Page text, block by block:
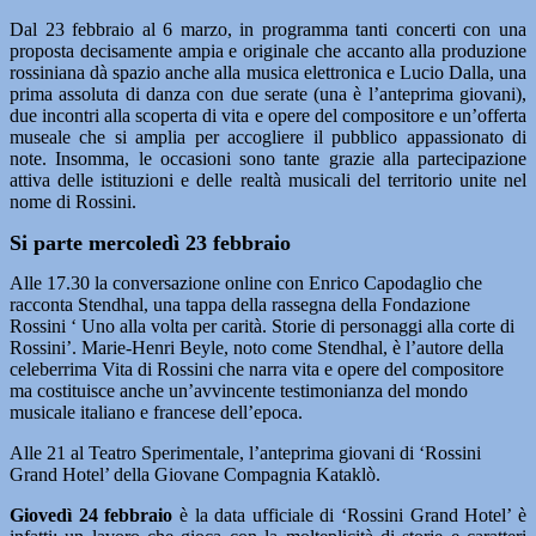
Dal 23 febbraio al 6 marzo, in programma tanti concerti con una
proposta decisamente ampia e originale che accanto alla produzione
rossiniana dà spazio anche alla musica elettronica e Lucio Dalla, una
prima assoluta di danza con due serate (una è l’anteprima giovani),
due incontri alla scoperta di vita e opere del compositore e un’offerta
museale che si amplia per accogliere il pubblico appassionato di
note. Insomma, le occasioni sono tante grazie alla partecipazione
attiva delle istituzioni e delle realtà musicali del territorio unite nel
nome di Rossini.
Si parte mercoledì 23 febbraio
Alle 17.30 la conversazione online con Enrico Capodaglio che
racconta Stendhal, una tappa della rassegna della Fondazione
Rossini ‘ Uno alla volta per carità. Storie di personaggi alla corte di
Rossini’. Marie-Henri Beyle, noto come Stendhal, è l’autore della
celeberrima Vita di Rossini che narra vita e opere del compositore
ma costituisce anche un’avvincente testimonianza del mondo
musicale italiano e francese dell’epoca.
Alle 21 al Teatro Sperimentale, l’anteprima giovani di ‘Rossini
Grand Hotel’ della Giovane Compagnia Kataklò.
Giovedì 24 febbraio è la data ufficiale di ‘Rossini Grand Hotel’ è